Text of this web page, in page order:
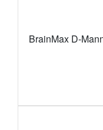
BrainMax D-